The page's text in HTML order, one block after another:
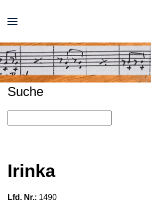
Suche
Irinka
Lfd. Nr.: 1490